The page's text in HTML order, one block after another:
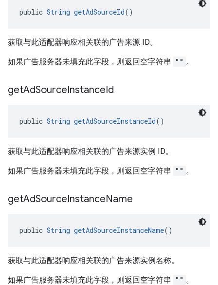
public String getAdSourceId()
获取与此适配器响应相关联的广告来源 ID。
如果广告服务器未填充此字段，则返回空字符串 "" 。
getAdSourceInstanceId
public String getAdSourceInstanceId()
获取与此适配器响应相关联的广告来源实例 ID。
如果广告服务器未填充此字段，则返回空字符串 "" 。
getAdSourceInstanceName
public String getAdSourceInstanceName()
获取与此适配器响应相关联的广告来源实例名称。
如果广告服务器未填充此字段，则返回空字符串 "" 。